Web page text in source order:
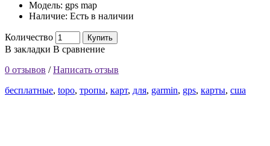
Модель: gps map
Наличие: Есть в наличии
Количество Купить
В закладки В сравнение
0 отзывов /Написать отзыв
бесплатные, topo, тропы, карт, для, garmin, gps, карты, сша